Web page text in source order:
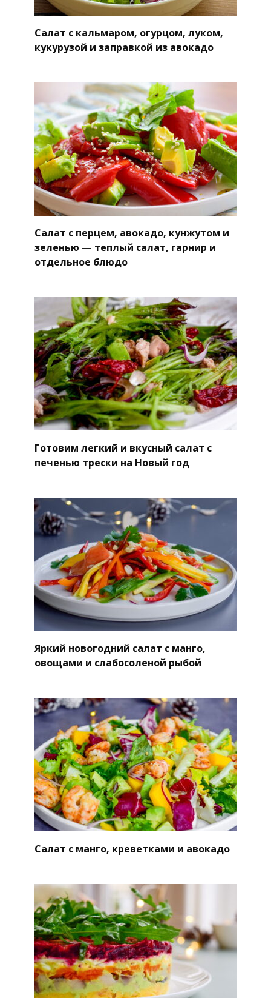
Салат с кальмаром, огурцом, луком,
кукурузой и заправкой из авокадо
Салат с перцем, авокадо, кунжутом и
зеленью — теплый салат, гарнир и
отдельное блюдо
Готовим легкий и вкусный салат с
печенью трески на Новый год
Яркий новогодний салат с манго,
овощами и слабосоленой рыбой
Салат с манго, креветками и авокадо